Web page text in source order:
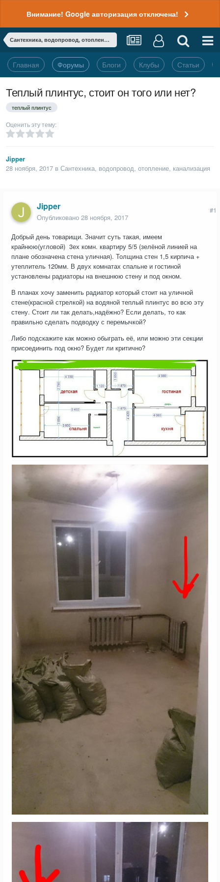
Внимание! Google авторизация отключена!
Сантехника, водопровод, отопление, канализация
Главная Форумы Блоги Клубы Статьи
Теплый плинтус, стоит он того или нет?
теплый плинтус
Оценить эту тему:
Jipper
28 ноября, 2017 в Сантехника, водопровод, отопление, канализация
Jipper
Опубликовано 28 ноября, 2017
#1
Добрый день товарищи. Значит суть такая, имеем
крайнюю(угловой) 3ех комн. квартиру 5/5 (зелёной линией на
плане обозначена стена уличная). Толщина стен 1,5 кирпича +
утеплитель 120мм. В двух комнатах спальне и гостиной
установлены радиаторы на внешнюю стену и под окном.
В планах хочу заменить радиатор который стоит на уличной
стене(красной стрелкой) на водяной теплый плинтус во всю эту
стену. Стоит ли так делать,надёжно? Если делать, то как
правильно сделать подводку с перемычкой?
Либо подскажите как можно обыграть её, или можно эти секции
присоединить под окно? Будет ли критично?